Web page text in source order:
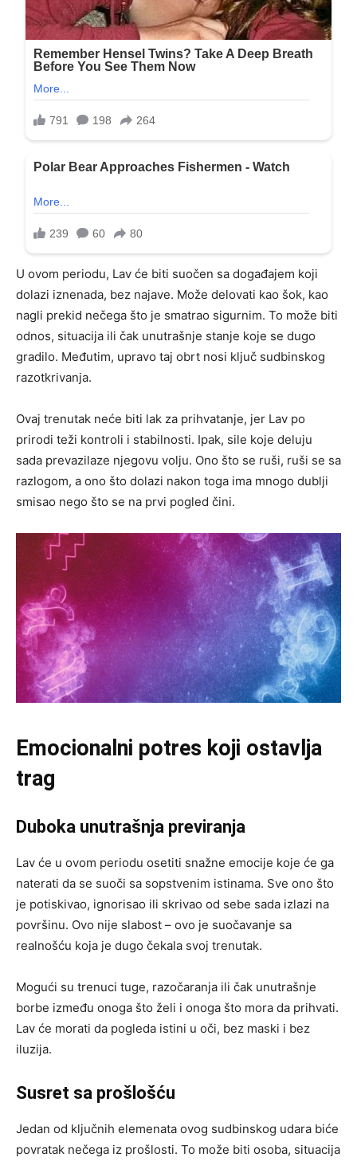
U ovom periodu, Lav će biti suočen sa događajem koji
dolazi iznenada, bez najave. Može delovati kao šok, kao
nagli prekid nečega što je smatrao sigurnim. To može biti
odnos, situacija ili čak unutrašnje stanje koje se dugo
gradilo. Međutim, upravo taj obrt nosi ključ sudbinskog
razotkrivanja.
Ovaj trenutak neće biti lak za prihvatanje, jer Lav po
prirodi teži kontroli i stabilnosti. Ipak, sile koje deluju
sada prevazilaze njegovu volju. Ono što se ruši, ruši se sa
razlogom, a ono što dolazi nakon toga ima mnogo dublji
smisao nego što se na prvi pogled čini.
Emocionalni potres koji ostavlja
trag
Duboka unutrašnja previranja
Lav će u ovom periodu osetiti snažne emocije koje će ga
naterati da se suoči sa sopstvenim istinama. Sve ono što
je potiskivao, ignorisao ili skrivao od sebe sada izlazi na
površinu. Ovo nije slabost – ovo je suočavanje sa
realnošću koja je dugo čekala svoj trenutak.
Mogući su trenuci tuge, razočaranja ili čak unutrašnje
borbe između onoga što želi i onoga što mora da prihvati.
Lav će morati da pogleda istini u oči, bez maski i bez
iluzija.
Susret sa prošlošću
Jedan od ključnih elemenata ovog sudbinskog udara biće
povratak nečega iz prošlosti. To može biti osoba, situacija